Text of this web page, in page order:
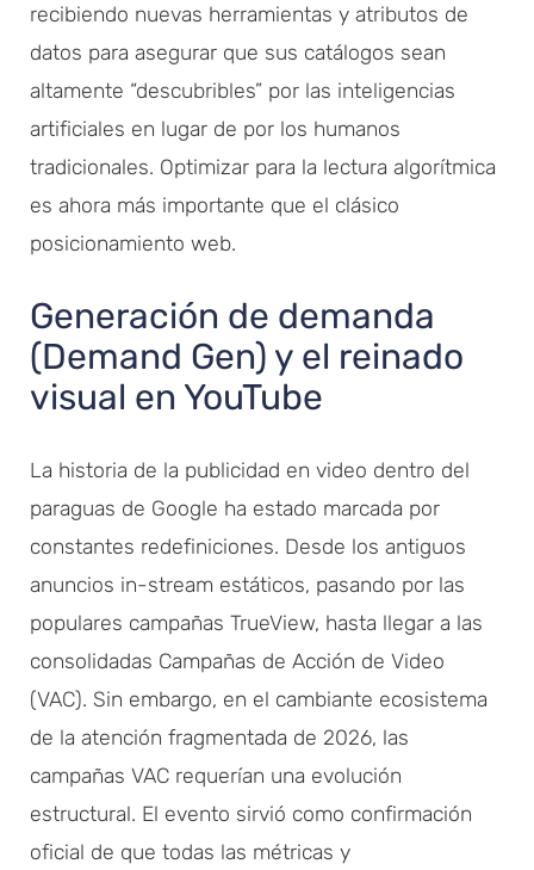
recibiendo nuevas herramientas y atributos de
datos para asegurar que sus catálogos sean
altamente “descubribles” por las inteligencias
artificiales en lugar de por los humanos
tradicionales. Optimizar para la lectura algorítmica
es ahora más importante que el clásico
posicionamiento web.
Generación de demanda
(Demand Gen) y el reinado
visual en YouTube
La historia de la publicidad en video dentro del
paraguas de Google ha estado marcada por
constantes redefiniciones. Desde los antiguos
anuncios in-stream estáticos, pasando por las
populares campañas TrueView, hasta llegar a las
consolidadas Campañas de Acción de Video
(VAC). Sin embargo, en el cambiante ecosistema
de la atención fragmentada de 2026, las
campañas VAC requerían una evolución
estructural. El evento sirvió como confirmación
oficial de que todas las métricas y